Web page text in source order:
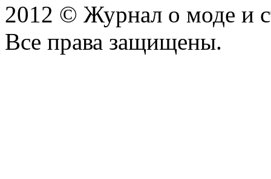
2012 © Журнал о моде и
Все права защищены.